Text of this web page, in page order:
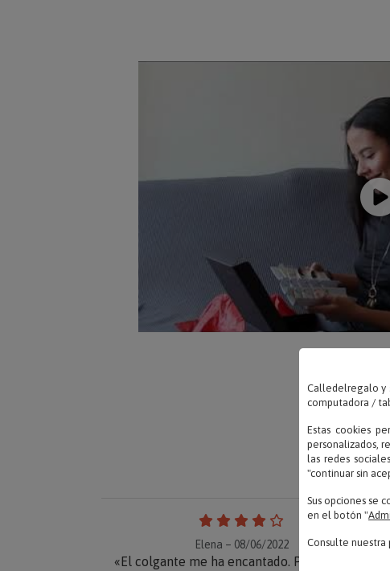
Elena – 08/06/2022
«El colgante me ha encantado. Perfecto con
Calledelregalo y
computadora /
Estas cookies
personalizados,
las redes
"continuar sin
Sus opciones se
en el botón "
Consulte nuestra